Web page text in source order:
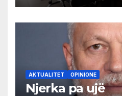
AKTUALITET OPINIONE
Njerka pa ujë